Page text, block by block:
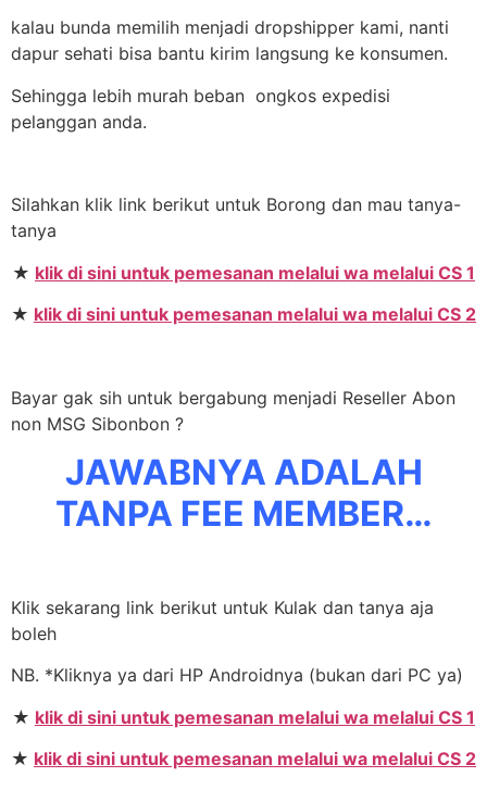
kalau bunda memilih menjadi dropshipper kami, nanti
dapur sehati bisa bantu kirim langsung ke konsumen.
Sehingga lebih murah beban ongkos expedisi
pelanggan anda.
Silahkan klik link berikut untuk Borong dan mau tanya-
tanya
★ klik di sini untuk pemesanan melalui wa melalui CS 1
★ klik di sini untuk pemesanan melalui wa melalui CS 2
Bayar gak sih untuk bergabung menjadi Reseller Abon
non MSG Sibonbon ?
JAWABNYA ADALAH
TANPA FEE MEMBER…
Klik sekarang link berikut untuk Kulak dan tanya aja
boleh
NB. *Kliknya ya dari HP Androidnya (bukan dari PC ya)
★ klik di sini untuk pemesanan melalui wa melalui CS 1
★ klik di sini untuk pemesanan melalui wa melalui CS 2